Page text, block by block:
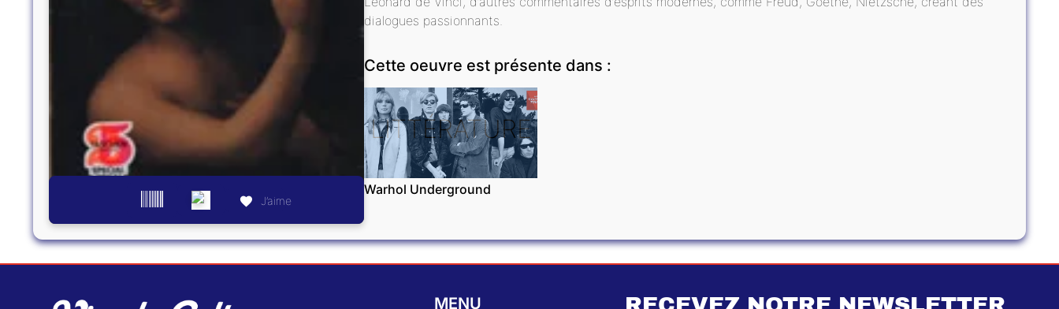
J’aime
dialogues passionnants.
Cette oeuvre est présente dans :
LITTÉRATURE
Warhol Underground
MENU